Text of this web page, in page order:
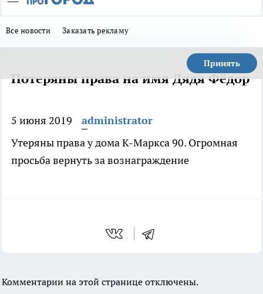
Все новости Заказать рекламу
Принять
Потеряны права на имя Дядя Фёдор
5 июня 2019
administrator
Утеряны права у дома К-Маркса 90. Огромная
просьба вернуть за вознаграждение
Комментарии на этой странице отключены.